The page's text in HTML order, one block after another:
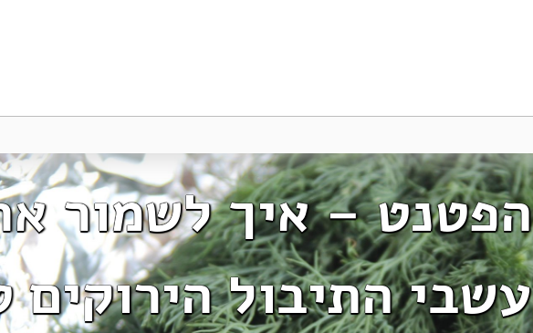
הפטנט – איך לשמור
עשבי התיבול הירוקים